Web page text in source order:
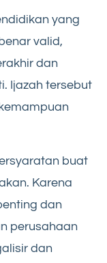
yang
valid,
dan
Ijazah tersebut
buat
Karena
dan
perusahaan
dan